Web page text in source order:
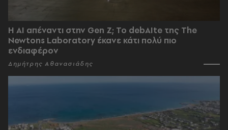
Η AI απέναντι στην Gen Z; Το debAIte της The
Newtons Laboratory έκανε κάτι πολύ πιο
ενδιαφέρον
Δημήτρης Αθανασιάδης